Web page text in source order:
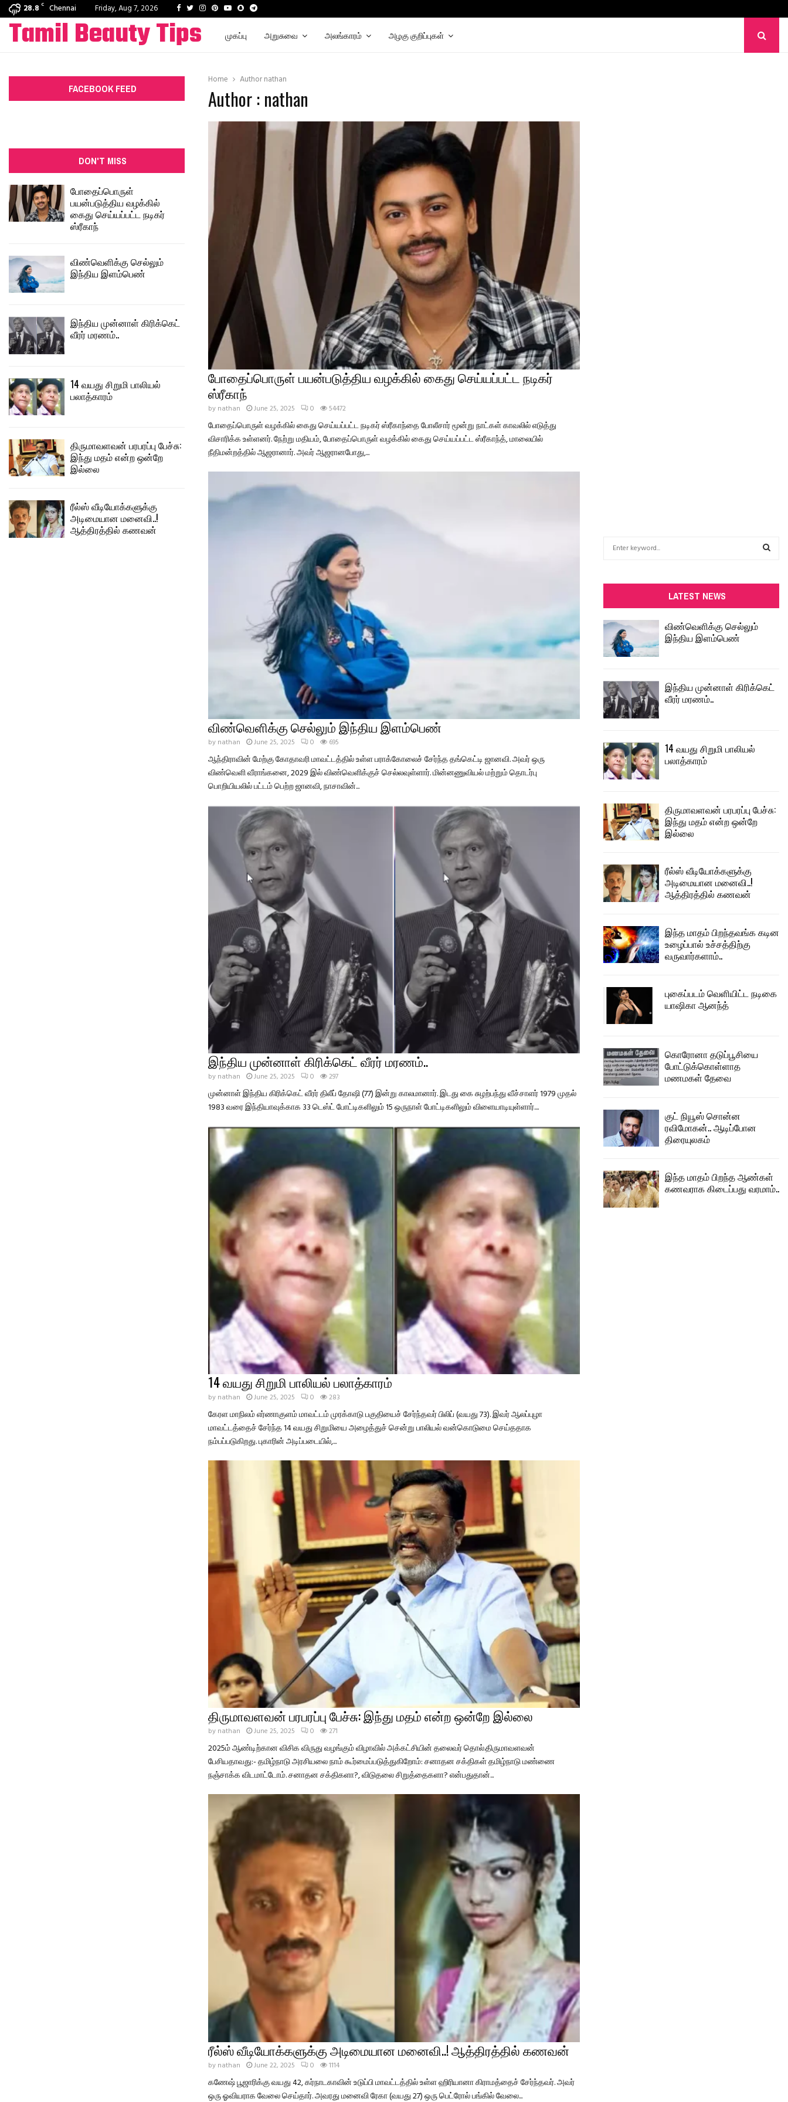
28.8 C Chennai Friday, Aug 7, 2026 Facebook
TwitterInstagram
PinterestYoutube
SnapchatTelegram
Tamil Beauty Tips முகப்பு அறுசுவை அலங்காரம் அழகு குறிப்புகள்
Home Authornathan
Author : nathan
போதைப்பொருள் பயன்படுத்திய வழக்கில் கைது செய்யப்பட்ட நடிகர்
ஸ்ரீகாந்
by nathan June 25, 2025 0 54472
போதைப்பொருள் வழக்கில் கைது செய்யப்பட்ட நடிகர் ஸ்ரீகாந்தை போலீசார் மூன்று நாட்கள் காவலில் எடுத்து
விசாரிக்க உள்ளனர். நேற்று மதியம், போதைப்பொருள் வழக்கில் கைது செய்யப்பட்ட ஸ்ரீகாந்த், மாலையில்
நீதிமன்றத்தில் ஆஜரானார். அவர் ஆஜரானபோது,...
விண்வெளிக்கு செல்லும் இந்திய இளம்பெண்
by nathan June 25, 2025 0 695
ஆந்திராவின் மேற்கு கோதாவரி மாவட்டத்தில் உள்ள பராக்கோலைச் சேர்ந்த தங்கெட்டி ஜானவி. அவர் ஒரு
விண்வெளி வீராங்கனை, 2029 இல் விண்வெளிக்குச் செல்லவுள்ளார். மின்னணுவியல் மற்றும் தொடர்பு
பொறியியலில் பட்டம் பெற்ற ஜானவி, நாசாவின்...
இந்திய முன்னாள் கிரிக்கெட் வீரர் மரணம்..
by nathan June 25, 2025 0 297
முன்னாள் இந்திய கிரிக்கெட் வீரர் திலீப் தோஷி (77) இன்று காலமானார். இடது கை சுழற்பந்து வீச்சாளர் 1979 முதல்
1983 வரை இந்தியாவுக்காக 33 டெஸ்ட் போட்டிகளிலும் 15 ஒருநாள் போட்டிகளிலும் விளையாடியுள்ளார்....
14 வயது சிறுமி பாலியல் பலாத்காரம்
by nathan June 25, 2025 0 283
கேரள மாநிலம் எர்ணாகுளம் மாவட்டம் முரக்காடு பகுதியைச் சேர்ந்தவர் பிலிப் (வயது 73). இவர் ஆலப்புழா
மாவட்டத்தைச் சேர்ந்த 14 வயது சிறுமியை அழைத்துச் சென்று பாலியல் வன்கொடுமை செய்ததாக
நம்பப்படுகிறது. புகாரின் அடிப்படையில்,...
திருமாவளவன் பரபரப்பு பேச்சு: இந்து மதம் என்ற ஒன்றே இல்லை
by nathan June 25, 2025 0 271
2025ம் ஆண்டிற்கான விசிக விருது வழங்கும் விழாவில் அக்கட்சியின் தலைவர் தொல்.திருமாவளவன்
பேசியதாவது:- தமிழ்நாடு அரசியலை நாம் கூர்மைப்படுத்துகிறோம்: சனாதன சக்திகள் தமிழ்நாடு மண்ணை
நஞ்சாக்க விடமாட்டோம். சனாதன சக்திகளா?, விடுதலை சிறுத்தைகளா? என்பதுதான்...
ரீல்ஸ் வீடியோக்களுக்கு அடிமையான மனைவி..! ஆத்திரத்தில் கணவன்
by nathan June 22, 2025 0 1114
கணேஷ் பூஜாரிக்கு வயது 42, கர்நாடகாவின் உடுப்பி மாவட்டத்தில் உள்ள ஹிரியானா கிராமத்தைச் சேர்ந்தவர். அவர்
ஒரு ஓவியராக வேலை செய்தார். அவரது மனைவி ரேகா (வயது 27) ஒரு பெட்ரோல் பங்கில் வேலை...
FACEBOOK FEED
DON'T MISS
போதைப்பொருள்
பயன்படுத்திய வழக்கில்
கைது செய்யப்பட்ட நடிகர்
ஸ்ரீகாந்
விண்வெளிக்கு செல்லும்
இந்திய இளம்பெண்
இந்திய முன்னாள் கிரிக்கெட்
வீரர் மரணம்..
14 வயது சிறுமி பாலியல்
பலாத்காரம்
திருமாவளவன் பரபரப்பு பேச்சு:
இந்து மதம் என்ற ஒன்றே
இல்லை
ரீல்ஸ் வீடியோக்களுக்கு
அடிமையான மனைவி..!
ஆத்திரத்தில் கணவன்
f
o
:
H
LATEST NEWS
விண்வெளிக்கு செல்லும்
இந்திய இளம்பெண்
இந்திய முன்னாள் கிரிக்கெட்
வீரர் மரணம்..
14 வயது சிறுமி பாலியல்
பலாத்காரம்
திருமாவளவன் பரபரப்பு பேச்சு:
இந்து மதம் என்ற ஒன்றே
இல்லை
ரீல்ஸ் வீடியோக்களுக்கு
அடிமையான மனைவி..!
ஆத்திரத்தில் கணவன்
இந்த மாதம் பிறந்தவங்க கடின
உழைப்பால் உச்சத்திற்கு
வருவார்களாம்..
புகைப்படம் வெளியிட்ட நடிகை
யாஷிகா ஆனந்த்
கொரோனா தடுப்பூசியை
போட்டுக்கொள்ளாத
மணமகள் தேவை
குட் நியூஸ் சொன்ன
ரவிமோகன்.. ஆடிப்போன
திரையுலகம்
இந்த மாதம் பிறந்த ஆண்கள்
கணவராக கிடைப்பது வரமாம்..